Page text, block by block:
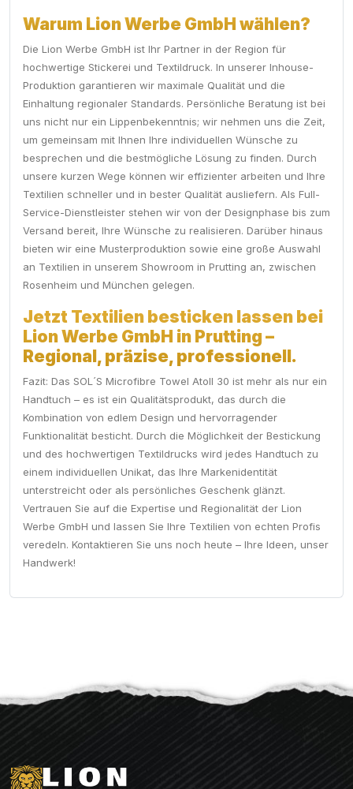
Warum Lion Werbe GmbH wählen?
Die Lion Werbe GmbH ist Ihr Partner in der Region für
hochwertige Stickerei und Textildruck. In unserer Inhouse-
Produktion garantieren wir maximale Qualität und die
Einhaltung regionaler Standards. Persönliche Beratung ist bei
uns nicht nur ein Lippenbekenntnis; wir nehmen uns die Zeit,
um gemeinsam mit Ihnen Ihre individuellen Wünsche zu
besprechen und die bestmögliche Lösung zu finden. Durch
unsere kurzen Wege können wir effizienter arbeiten und Ihre
Textilien schneller und in bester Qualität ausliefern. Als Full-
Service-Dienstleister stehen wir von der Designphase bis zum
Versand bereit, Ihre Wünsche zu realisieren. Darüber hinaus
bieten wir eine Musterproduktion sowie eine große Auswahl
an Textilien in unserem Showroom in Prutting an, zwischen
Rosenheim und München gelegen.
Jetzt Textilien besticken lassen bei
Lion Werbe GmbH in Prutting –
Regional, präzise, professionell.
Fazit: Das SOL´S Microfibre Towel Atoll 30 ist mehr als nur ein
Handtuch – es ist ein Qualitätsprodukt, das durch die
Kombination von edlem Design und hervorragender
Funktionalität besticht. Durch die Möglichkeit der Bestickung
und des hochwertigen Textildrucks wird jedes Handtuch zu
einem individuellen Unikat, das Ihre Markenidentität
unterstreicht oder als persönliches Geschenk glänzt.
Vertrauen Sie auf die Expertise und Regionalität der Lion
Werbe GmbH und lassen Sie Ihre Textilien von echten Profis
veredeln. Kontaktieren Sie uns noch heute – Ihre Ideen, unser
Handwerk!